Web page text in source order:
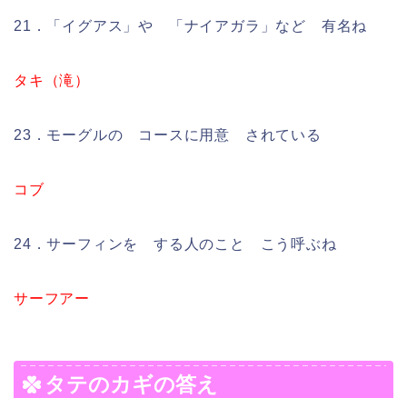
21．「イグアス」や 「ナイアガラ」など 有名ね
タキ（滝）
23．モーグルの コースに用意 されている
コブ
24．サーフィンを する人のこと こう呼ぶね
サーフアー
タテのカギの答え